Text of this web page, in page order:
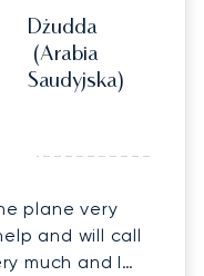
and hassle-
Jets is indeed
always count
flight
Dżudda
(Arabia
Saudyjska)
plane very
and will call